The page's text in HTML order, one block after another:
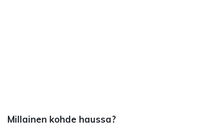
Millainen kohde haussa?